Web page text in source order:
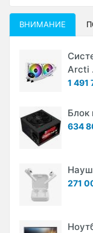
ВНИМАНИЕ
Arcti
1 491
Блок
634
271